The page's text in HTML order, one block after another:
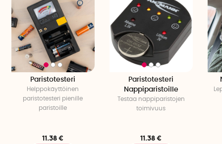
Paristotesteri
Helppokäyttöinen
paristotesteri pienille
paristoille
11.38 €
Paristotesteri
Nappiparistoille
Testaa nappiparistojen
toimivuus
11.38 €